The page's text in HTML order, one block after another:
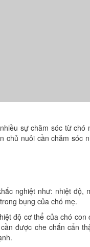
sự chăm sóc từ chó
chủ nuôi cần chăm sóc
nghiệt như: nhiệt độ,
bụng của chó mẹ.
độ cơ thể của chó con
được che chắn cẩn